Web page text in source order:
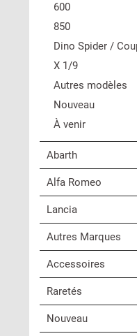
600
850
Dino Spider /
X 1/9
Autres modèles
Nouveau
À venir
Abarth
Alfa Romeo
Lancia
Autres Marques
Accessoires
Raretés
Nouveau